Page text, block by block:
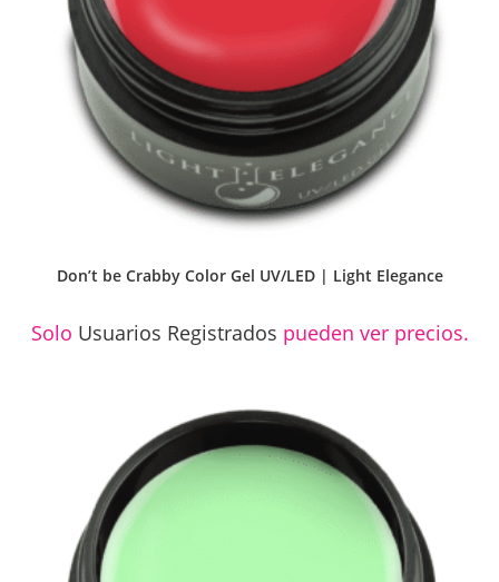
Don’t be Crabby Color Gel UV/LED | Light Elegance
Solo Usuarios Registrados pueden ver precios.